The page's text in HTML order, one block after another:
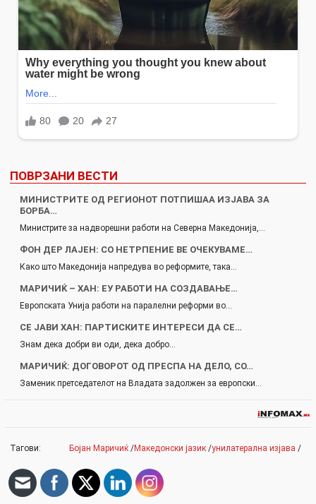
ПОВРЗАНИ ВЕСТИ
МИНИСТРИТЕ ОД РЕГИОНОТ ПОТПИШАА ИЗЈАВА ЗА
БОРБА…
Министрите за надворешни работи на Северна Македонија,…
ФОН ДЕР ЛАЈЕН: СО НЕТРПЕНИЕ ВЕ ОЧЕКУВАМЕ…
Како што Македонија напредува во реформите, така…
МАРИЧИЌ – ХАН: ЕУ РАБОТИ НА СОЗДАВАЊЕ…
Европската Унија работи на паралелни реформи во…
СЕ ЈАВИ ХАН: ПАРТИСКИТЕ ИНТЕРЕСИ ДА СЕ…
Знам дека добри ви оди, дека добро…
МАРИЧИЌ: ДОГОВОРОТ ОД ПРЕСПА НА ДЕЛО, СО…
Заменик претседателот на Владата задолжен за европски…
Тагови: Бојан Маричиќ /Македонски јазик /унилатерална изјава /